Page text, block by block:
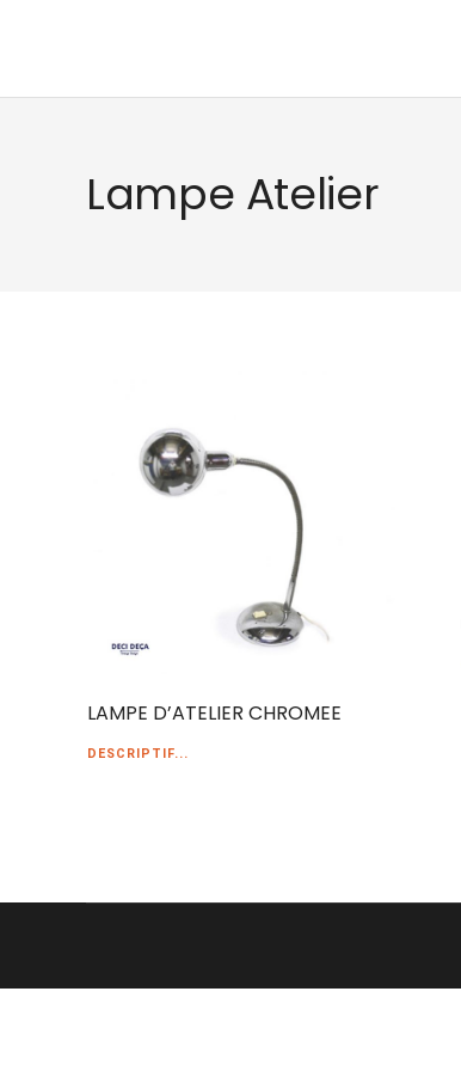
Lampe Atelier
LAMPE D’ATELIER CHROMEE
DESCRIPTIF...